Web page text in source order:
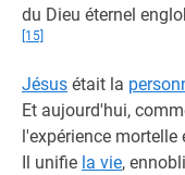
du Dieu éternel
[15]
Jésus était la
Et aujourd'hui,
l'expérience mortelle
Il unifie la vie,